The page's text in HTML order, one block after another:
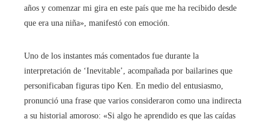
años y comenzar mi gira en este país que me ha recibido desde
que era una niña», manifestó con emoción.
Uno de los instantes más comentados fue durante la
interpretación de ‘Inevitable’, acompañada por bailarines que
personificaban figuras tipo Ken. En medio del entusiasmo,
pronunció una frase que varios consideraron como una indirecta
a su historial amoroso: «Si algo he aprendido es que las caídas